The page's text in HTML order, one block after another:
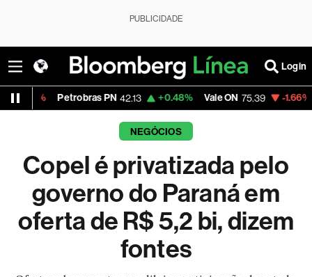
PUBLICIDADE
Login
Petrobras PN 42.13 +0.48% Vale ON 75.39 -1.66% Itaú PN
NEGÓCIOS
Copel é privatizada pelo
governo do Paraná em
oferta de R$ 5,2 bi, dizem
fontes